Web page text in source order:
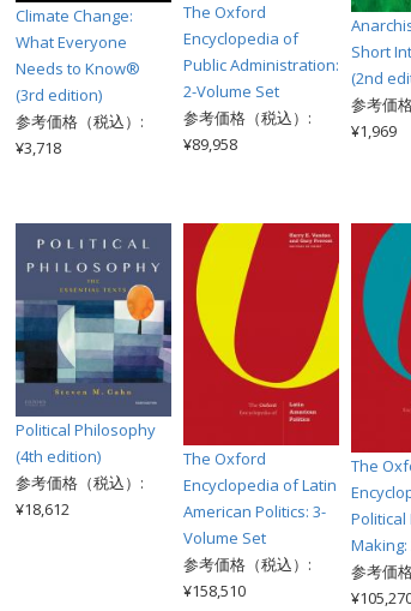
Climate Change:
What Everyone
Needs to Know®
(3rd edition)
参考価格（税込）:
¥3,718
The Oxford
Encyclopedia of
Public Administration:
2-Volume Set
参考価格（税込）:
¥89,958
Short
(2nd
参考価
¥1,969
Political Philosophy
(4th edition)
参考価格（税込）:
¥18,612
The Oxford
Encyclopedia of Latin
American Politics: 3-
Volume Set
参考価格（税込）:
¥158,510
The
Political
参考価